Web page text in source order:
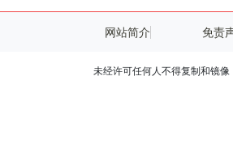
网站简介 免责
未经许可任何人不得复制和镜